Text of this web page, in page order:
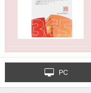
PC